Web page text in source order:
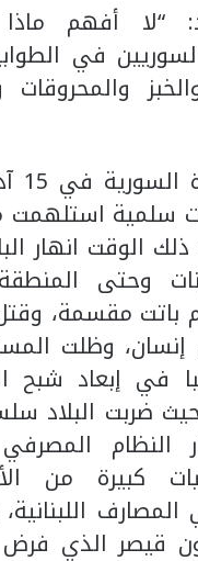
“لا أفهم
في
سلمية
ذلك الوقت انهار
وحتى
باتت مقسمة،
وظلت
في إبعاد شبح
2019 حيث ضربت
النظام المصرفي
كبيرة من
قيصر الذي